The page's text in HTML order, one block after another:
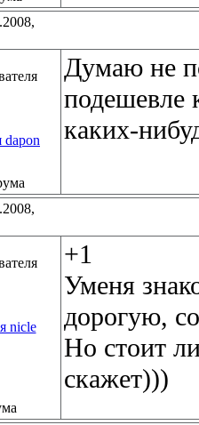
Думаю не
подешевле
каких-
+1
Уменя
дорогую,
Но стоит
скажет)))